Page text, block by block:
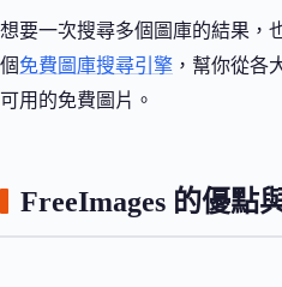
想要一次搜尋多個圖庫的結果，
個免費圖庫搜尋引擎 ，幫你從各
可用的免費圖片。
FreeImages 的優點